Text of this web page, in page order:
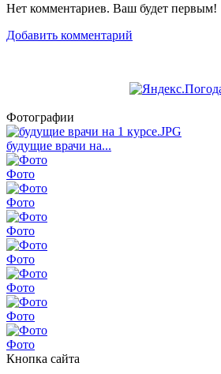
Нет комментариев. Ваш будет первым!
Добавить комментарий
Фотографии
будущие врачи на...
Фото
Фото
Фото
Фото
Фото
Фото
Фото
Кнопка сайта